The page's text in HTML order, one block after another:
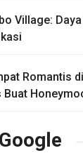
Village:
Romantis
Buat